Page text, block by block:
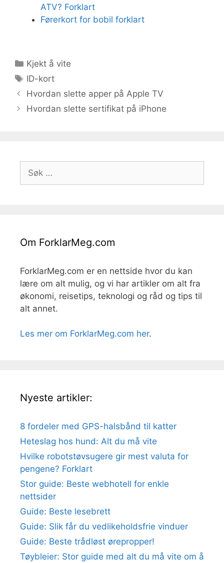
ATV? Forklart
Førerkort for bobil forklart
Kategorier
Kjekt å vite
Stikkord
ID-kort
Hvordan slette apper på Apple TV
Hvordan slette sertifikat på iPhone
etter:
Om ForklarMeg.com
ForklarMeg.com er en nettside hvor du kan
lære om alt mulig, og vi har artikler om alt fra
økonomi, reisetips, teknologi og råd og tips til
alt annet.
Les mer om ForklarMeg.com her.
Nyeste artikler:
8 fordeler med GPS-halsbånd til katter
Heteslag hos hund: Alt du må vite
Hvilke robotstøvsugere gir mest valuta for
pengene? Forklart
Stor guide: Beste webhotell for enkle
nettsider
Guide: Beste lesebrett
Guide: Slik får du vedlikeholdsfrie vinduer
Guide: Beste trådløst ørepropper!
Tøybleier: Stor guide med alt du må vite om å